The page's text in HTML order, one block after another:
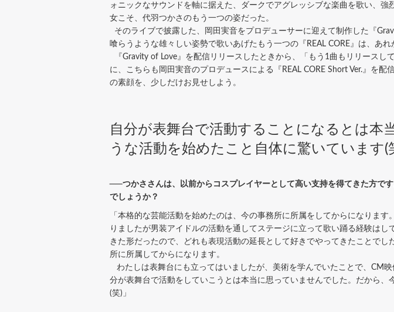
ォニックなサウンドを軸に据えた、ダークでアグレッシブな楽曲を歌い、
女こそ、代羽つかさのもう一つの姿だった。
そのライブで披露した、岡田実音をプロデューサーに迎えて制作した『
喰らうような雄々しい姿勢で歌いあげたもう一つの『REAL CORE』は、あ
『Gravity of Love』を配信リリースしたときから、「もう1曲もリリース
に、こちらも岡田実音のプロデュースによる『REAL CORE Short Ver.』を
の素顔を、少しだけお見せしよう。
自分が表舞台で活動することになるとは本
うな活動を始めたこと自体に驚いています(
──つかささんは、以前からコスプレイヤーとして高い支持を得てきた方で
でしょうか？
「本格的な芸能活動を始めたのは、今の事務所に所属をしてからになりま
りましたが男装アイドルの活動を通してステージに立って歌い踊る経験は
きた形だったので、どれも表現活動の延長として好きでやってきたことで
所に所属してからになります。
わたしは表舞台にも立ってはいましたが、美術を学んでいたことで、CM
分が表舞台で活動をしていこうとは本当に思っていませんでした。だから
(笑)」